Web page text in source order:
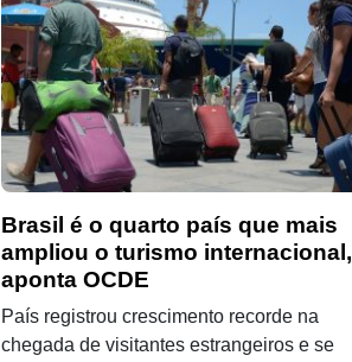
Brasil é o quarto país que mais
ampliou o turismo internacional,
aponta OCDE
País registrou crescimento recorde na
chegada de visitantes estrangeiros e se